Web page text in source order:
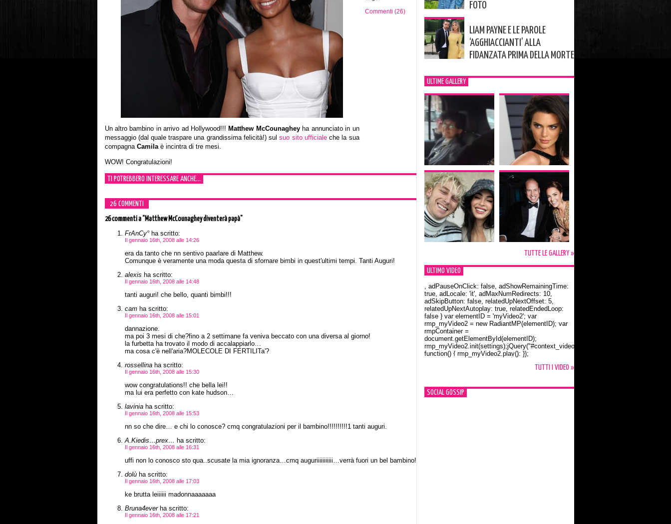
Un altro bambino in arrivo ad Hollywood!!! Matthew McCounagheyha annunciato in un
messaggio (dal quale traspare una grandissima felicità!) sulsuo sito ufficialeche la sua
compagna Camilaè incintra di tre mesi.
WOW! Congratulazioni!
Commenti (26)
TI POTREBBERO INTERESSARE ANCHE...
26 COMMENTI
26 commentia “Matthew McCounaghey diventerà papà”
FrAnCy°ha scritto:
Il gennaio 16th, 2008 alle 14:26
era da tanto che nn sentivo paarlare di Matthew.
Comunque è veramente una moda questa di sfornare bimbi in quest'ultimi tempi. Tanti Auguri!
alexis ha scritto:
Il gennaio 16th, 2008 alle 14:48
tanti auguri! che bello, quanti bimbi!!!
camha scritto:
Il gennaio 16th, 2008 alle 15:01
dannazione.
ma poi 3 mesi di che?fino a 2 settimane fa veniva beccato con una diversa al giorno!
la furbetta ha trovato il modo di accalappiarlo…
ma cosa c'è nell'aria?MOLECOLE DI FERTILITa'?
rossellinaha scritto:
Il gennaio 16th, 2008 alle 15:30
wow congratulations!! che bella lei!!
ma lui era perfetto con kate hudson…
laviniaha scritto:
Il gennaio 16th, 2008 alle 15:53
nn so che dire… e chi lo conosce? cmq congratulazioni per il bambino!!!!!!!!!!1 tanti auguri.
A.Kiedis…prex… ha scritto:
Il gennaio 16th, 2008 alle 16:31
uffi non lo conosco sto qua..scusate la mia ignoranza…cmq auguriiiiiiiiiii…verrà fuori un bel bambino!
dolùha scritto:
Il gennaio 16th, 2008 alle 17:03
ke brutta leiiiiii madonnaaaaaaa
Bruna4everha scritto:
Il gennaio 16th, 2008 alle 17:21
FOTO
LIAM PAYNE E LE PAROLE
‘AGGHIACCIANTI’ ALLA
FIDANZATA PRIMA DELLA MORTE
ULTIME GALLERY
TUTTE LE GALLERY »
ULTIMO VIDEO
Orlando Bloom e la t-shirt dedicata a Flynn
, adPauseOnClick: false, adShowRemainingTime:
true, adLocale: 'it', adMaxNumRedirects: 10,
adSkipButton: false, relatedUpNextOffset: 5,
relatedUpNextAutoplay: true, relatedEndedLoop:
false } var elementID = 'myVideo2'; var
rmp_myVideo2 = new RadiantMP(elementID); var
rmpContainer =
document.getElementById(elementID);
rmp_myVideo2.init(settings);jQuery("#context_video2").one("mouseover",
function() { rmp_myVideo2.play(); });
TUTTI I VIDEO »
SOCIAL GOSSIP